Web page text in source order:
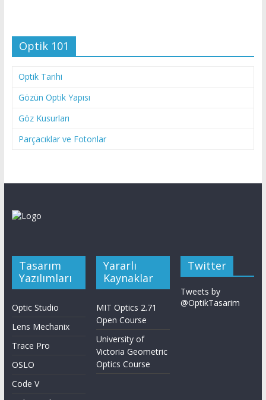
Optik 101
Optik Tarihi
Gözün Optik Yapısı
Göz Kusurları
Parçacıklar ve Fotonlar
Tasarım
Yazılımları
Optic Studio
Lens Mechanix
Trace Pro
OSLO
Code V
Yararlı
Kaynaklar
MIT Optics 2.71
Open Course
University of
Victoria Geometric
Optics Course
Twitter
Tweets by
@OptikTasarim